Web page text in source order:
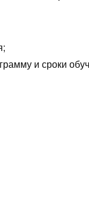
и сроки